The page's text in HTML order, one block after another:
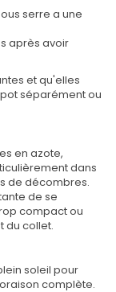
serre a une
après avoir
et qu'elles
séparément ou
en azote,
dans
de décombres.
de se
compact ou
du collet.
soleil pour
complète.